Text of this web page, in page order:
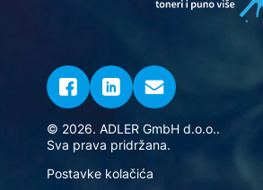
© 2026. ADLER GmbH d.o.o..
Sva prava pridržana.
Postavke kolačića